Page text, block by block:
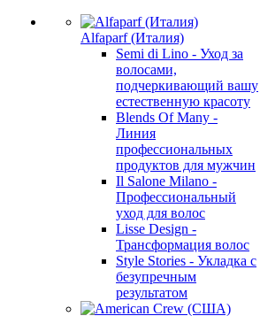
Alfaparf (Италия)
Semi di Lino - Уход за
волосами,
подчеркивающий вашу
естественную красоту
Blends Of Many -
Линия
профессиональных
продуктов для мужчин
Il Salone Milano -
Профессиональный
уход для волос
Lisse Design -
Трансформация волос
Style Stories - Укладка с
безупречным
результатом